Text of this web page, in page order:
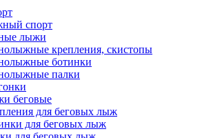
спорт
лыжи
крепления, скистопы
ботинки
палки
беговые
для беговых лыж
для беговых лыж